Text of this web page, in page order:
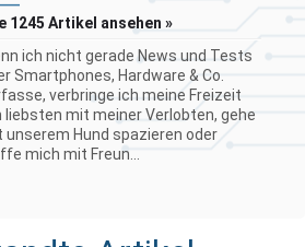
1245 Artikel ansehen »
ich nicht gerade News und Tests
Smartphones, Hardware & Co.
verbringe ich meine Freizeit
liebsten mit meiner Verlobten, gehe
unserem Hund spazieren oder
mich mit Freun...